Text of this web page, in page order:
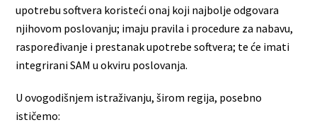
upotrebu softvera koristeći onaj koji najbolje odgovara
njihovom poslovanju; imaju pravila i procedure za nabavu,
raspoređivanje i prestanak upotrebe softvera; te će imati
integrirani SAM u okviru poslovanja.
U ovogodišnjem istraživanju, širom regija, posebno
ističemo: